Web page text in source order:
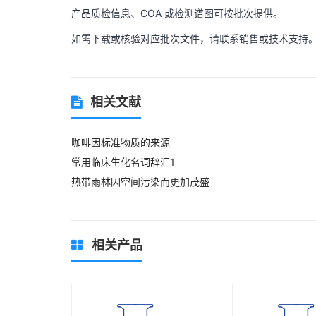
产品质检信息、COA 或检测谱图可按批次提供。
如需下载或核验对应批次文件，请联系销售或技术支持
相关文献
咖啡因标准物质的来源
常用临床生化名词辞汇1
热带雨林因空间污染而更加茂盛
相关产品